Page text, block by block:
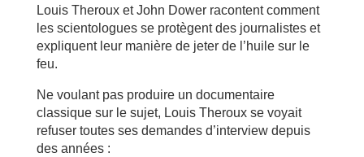
Louis Theroux et John Dower racontent comment
les scientologues se protègent des journalistes et
expliquent leur manière de jeter de l’huile sur le
feu.
Ne voulant pas produire un documentaire
classique sur le sujet, Louis Theroux se voyait
refuser toutes ses demandes d’interview depuis
des années :